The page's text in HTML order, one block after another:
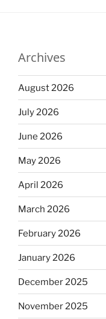
Archives
August 2026
July 2026
June 2026
May 2026
April 2026
March 2026
February 2026
January 2026
December 2025
November 2025